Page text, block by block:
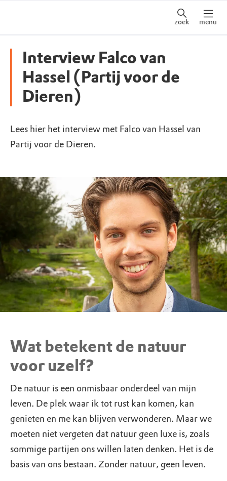
zoek menu
Interview Falco van
Hassel (Partij voor de
Dieren)
Lees hier het interview met Falco van Hassel van
Partij voor de Dieren.
Wat betekent de natuur
voor uzelf?
De natuur is een onmisbaar onderdeel van mijn
leven. De plek waar ik tot rust kan komen, kan
genieten en me kan blijven verwonderen. Maar we
moeten niet vergeten dat natuur geen luxe is, zoals
sommige partijen ons willen laten denken. Het is de
basis van ons bestaan. Zonder natuur, geen leven.